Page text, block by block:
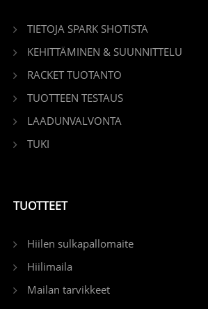
TIETOJA SPARK SHOTISTA
KEHITTÄMINEN & SUUNNITTELU
RACKET TUOTANTO
TUOTTEEN TESTAUS
LAADUNVALVONTA
TUKI
TUOTTEET
Hiilen sulkapallomaite
Hiilimaila
Mailan tarvikkeet